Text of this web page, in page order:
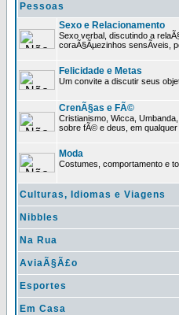
Pessoas
Sexo e Relacionamento
Sexo verbal, discutindo a
coraÃ§Ãµezinhos sensÃ­veis,
Felicidade e Metas
Um convite a discutir seus
CrenÃ§as e FÃ©
Cristianismo, Wicca,
sobre fÃ© e deus, em qualquer
Moda
Costumes, comportamento e
Culturas, Idiomas e Viagens
Nibbles
Na Rua
AviaÃ§Ã£o
Esportes
Em Casa